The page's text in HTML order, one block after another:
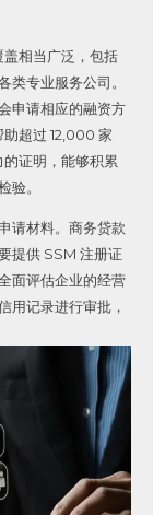
相当广泛，包括
类专业服务公司。
申请相应的融资方
超过 12,000 家
证明，能够积累
验。
请材料。商务贷款
提供 SSM 注册证
面评估企业的经营
用记录进行审批，